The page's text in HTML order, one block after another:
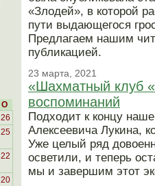
О
26
25
22
20
«Злодей», в которой
пути выдающегося
Предлагаем нашим
публикацией.
23 марта, 2021
«Шахматный клуб
воспоминаний
Подходит к концу
Алексеевича Лукина,
Уже целый ряд
осветили, и теперь
мы и завершим этот